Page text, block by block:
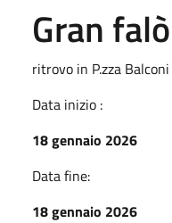
Gran
ritrovo in P.zza
Data inizio :
18 gennaio 2026
Data fine:
18 gennaio 2026